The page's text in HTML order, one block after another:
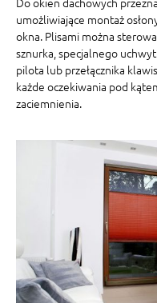
umożliwiające montaż
okna. Plisami można
sznurka, specjalnego
pilota lub przełącznika
każde oczekiwania pod
zaciemnienia.